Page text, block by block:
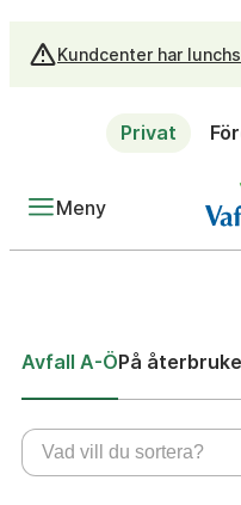
Kundcenter har
Privat
Meny
Avfall A-ÖPå